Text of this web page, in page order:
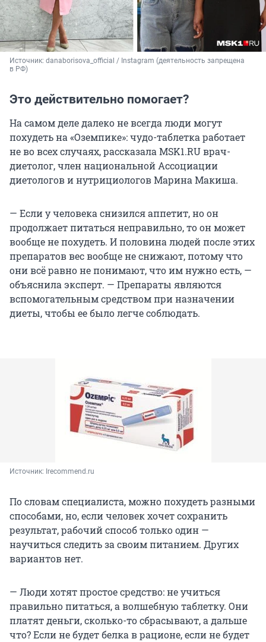
Источник: danaborisova_official / Instagram (деятельность запрещена
в РФ)
Это действительно помогает?
На самом деле далеко не всегда люди могут
похудеть на «Оземпике»: чудо-таблетка работает
не во всех случаях, рассказала MSK1.RU врач-
диетолог, член национальной Ассоциации
диетологов и нутрициологов Марина Макиша.
— Если у человека снизился аппетит, но он
продолжает питаться неправильно, то он может
вообще не похудеть. И половина людей после этих
препаратов вес вообще не снижают, потому что
они всё равно не понимают, что им нужно есть, —
объяснила эксперт. — Препараты являются
вспомогательным средством при назначении
диеты, чтобы ее было легче соблюдать.
Источник: Irecommend.ru
По словам специалиста, можно похудеть разными
способами, но, если человек хочет сохранить
результат, рабочий способ только один —
научиться следить за своим питанием. Других
вариантов нет.
— Люди хотят простое средство: не учиться
правильно питаться, а волшебную таблетку. Они
платят деньги, сколько-то сбрасывают, а дальше
что? Если не будет белка в рационе, если не будет